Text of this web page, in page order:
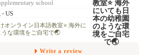
school
- US
オンライン日本語教室⭐️ 海外に
な環境をご自宅で🌏
Write a review